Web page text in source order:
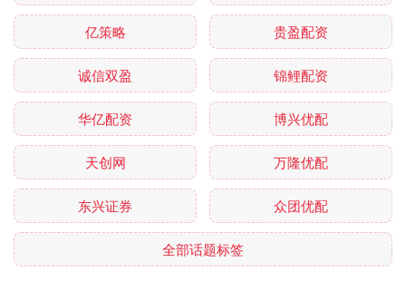
亿策略 贵盈配资
诚信双盈 锦鲤配资
华亿配资 博兴优配
天创网 万隆优配
东兴证券 众团优配
全部话题标签